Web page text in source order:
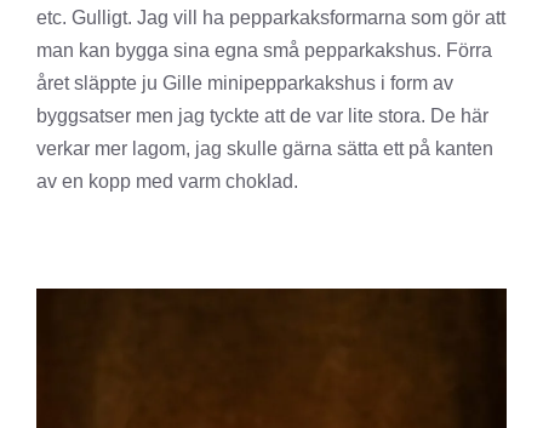
etc. Gulligt. Jag vill ha pepparkaksformarna som gör att
man kan bygga sina egna små pepparkakshus. Förra
året släppte ju Gille minipepparkakshus i form av
byggsatser men jag tyckte att de var lite stora. De här
verkar mer lagom, jag skulle gärna sätta ett på kanten
av en kopp med varm choklad.